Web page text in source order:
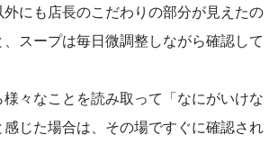
にも店長のこだわりの部分が見えたの
スープは毎日微調整しながら確認して
々なことを読み取って「なにがいけな
じた場合は、その場ですぐに確認され